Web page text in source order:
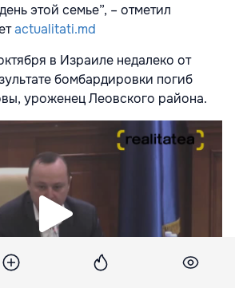
этой семье”, – отметил
actualitati.md
в Израиле недалеко от
бомбардировки погиб
уроженец Леовского района.